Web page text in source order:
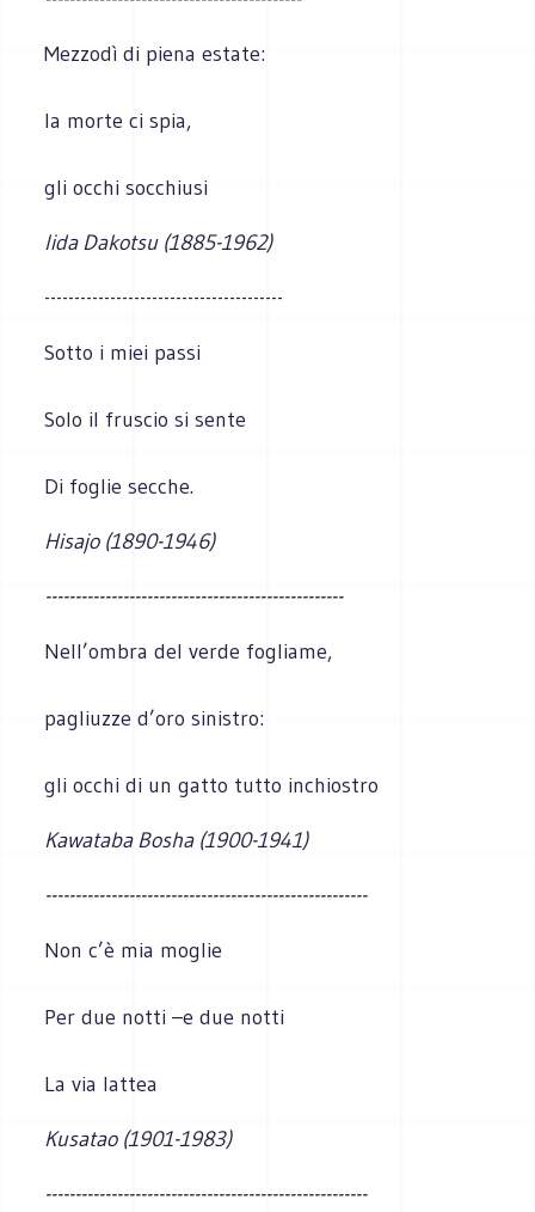
Mezzodì di piena estate:
la morte ci spia,
gli occhi socchiusi
Iida Dakotsu (1885-1962)
----------------------------------------
Sotto i miei passi
Solo il fruscio si sente
Di foglie secche.
Hisajo (1890-1946)
--------------------------------------------------
Nell’ombra del verde fogliame,
pagliuzze d’oro sinistro:
gli occhi di un gatto tutto inchiostro
Kawataba Bosha (1900-1941)
------------------------------------------------------
Non c’è mia moglie
Per due notti –e due notti
La via lattea
Kusatao (1901-1983)
------------------------------------------------------